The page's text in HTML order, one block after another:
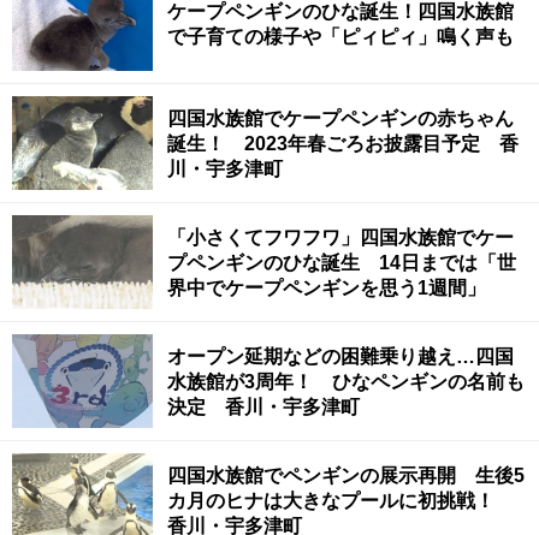
ケープペンギンのひな誕生！四国水族館
で子育ての様子や「ピィピィ」鳴く声も
四国水族館でケープペンギンの赤ちゃん
誕生！ 2023年春ごろお披露目予定 香
川・宇多津町
「小さくてフワフワ」四国水族館でケー
プペンギンのひな誕生 14日までは「世
界中でケープペンギンを思う1週間」
オープン延期などの困難乗り越え…四国
水族館が3周年！ ひなペンギンの名前も
決定 香川・宇多津町
四国水族館でペンギンの展示再開 生後5
カ月のヒナは大きなプールに初挑戦！
香川・宇多津町